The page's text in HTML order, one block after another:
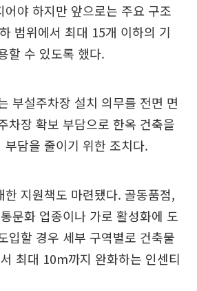
어야 하지만 앞으로는 주요 구조
범위에서 최대 15개 이하의 기
할 수 있도록 했다.
부설주차장 설치 의무를 전면 면
차장 확보 부담으로 한옥 건축을
부담을 줄이기 위한 조치다.
한 지원책도 마련됐다. 골동품점,
문화 업종이나 가로 활성화에 도
입할 경우 세부 구역별로 건축물
최대 10m까지 완화하는 인센티